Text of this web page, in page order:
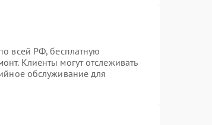
всей РФ, бесплатную
Клиенты могут отслеживать
обслуживание для